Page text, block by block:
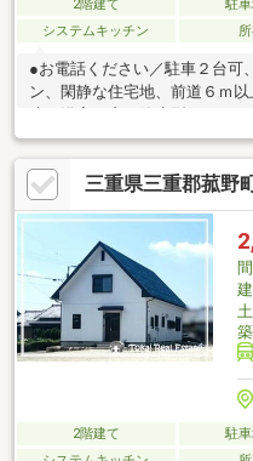
2階建て 駐
システムキッチン
●お電話ください／駐車２台可
ン、閑静な住宅地、前道６ｍ
三重県三重郡菰野
2階建て 駐